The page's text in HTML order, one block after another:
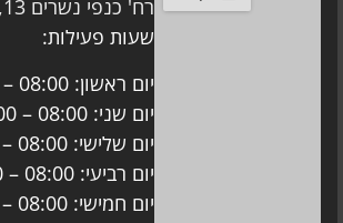
רח' כנפי נשרים 13, בית עינבר, קומה 3, ירושלים
שעות פעילות:
יום ראשון: 08:00 – 18:00
יום שני: 08:00 – 18:00
יום שלישי: 08:00 – 18:00
יום רביעי: 08:00 – 18:00
יום חמישי: 08:00 – 18:00